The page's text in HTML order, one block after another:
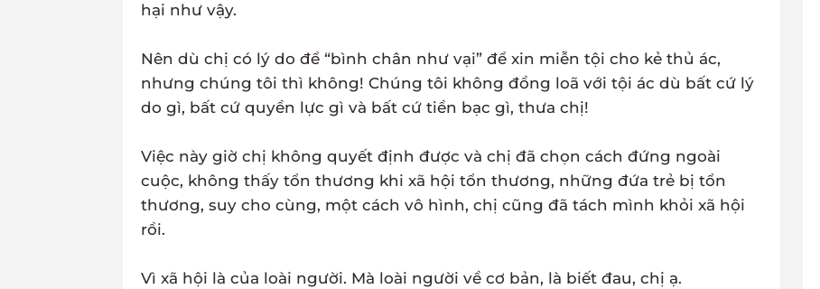
hại như vậy.
Nên dù chị có lý do để “bình chân như vại” để xin miễn tội cho kẻ thủ ác,
nhưng chúng tôi thì không! Chúng tôi không đồng loã với tội ác dù bất cứ lý
do gì, bất cứ quyền lực gì và bất cứ tiền bạc gì, thưa chị!
Việc này giờ chị không quyết định được và chị đã chọn cách đứng ngoài
cuộc, không thấy tổn thương khi xã hội tổn thương, những đứa trẻ bị tổn
thương, suy cho cùng, một cách vô hình, chị cũng đã tách mình khỏi xã hội
rồi.
Vì xã hội là của loài người. Mà loài người về cơ bản, là biết đau, chị ạ.